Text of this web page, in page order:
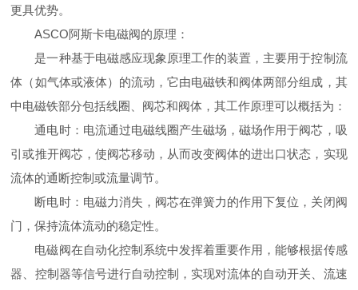
更具优势。
ASCO阿斯卡电磁阀的原理：
是一种基于电磁感应现象原理工作的装置，主要用于控制流
体（如气体或液体）的流动，它由电磁铁和阀体两部分组成，其
中电磁铁部分包括线圈、阀芯和阀体，其工作原理可以概括为：
通电时：电流通过电磁线圈产生磁场，磁场作用于阀芯，吸
引或推开阀芯，使阀芯移动，从而改变阀体的进出口状态，实现
流体的通断控制或流量调节。
断电时：电磁力消失，阀芯在弹簧力的作用下复位，关闭阀
门，保持流体流动的稳定性。
电磁阀在自动化控制系统中发挥着重要作用，能够根据传感
器、控制器等信号进行自动控制，实现对流体的自动开关、流速